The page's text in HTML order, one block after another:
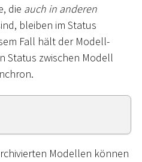
die auch in anderen
bleiben im Status
Fall hält der Modell-
Status zwischen Modell
Modellen können